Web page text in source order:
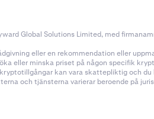
Global Solutions Limited, med
eller en rekommendation eller
eller minska priset på någon specifik
kan vara skattepliktig och
och tjänsterna varierar beroende på